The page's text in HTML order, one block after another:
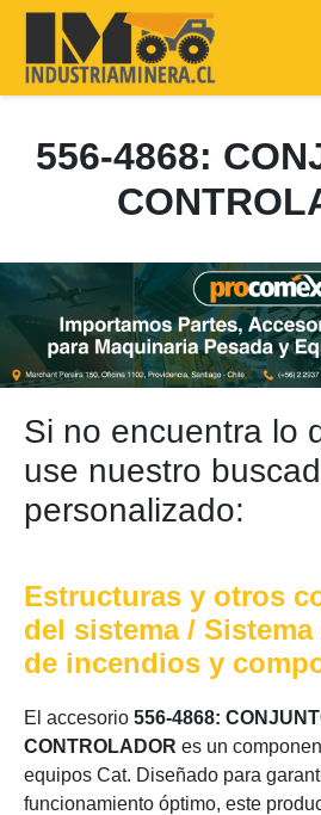
556-4868:
Si no encuentra lo
use nuestro
personalizado:
Estructuras y otros
del sistema /
de incendios y
El accesorio 556-4868:
CONTROLADOR es un
equipos Cat. Diseñado para
funcionamiento óptimo, este